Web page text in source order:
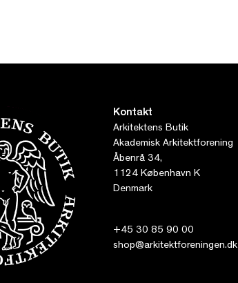
Kontakt
Arkitektens Butik
Akademisk Arkitektforening
Åbenrå 34,
1124 København K
Denmark
+45 30 85 90 00
shop@arkitektforeningen.dk